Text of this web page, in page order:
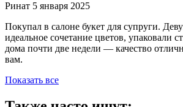
Ринат 5 января 2025
Покупал в салоне букет для супруги.
идеальное сочетание цветов, упаковали
дома почти две недели — качество
вам.
Показать все